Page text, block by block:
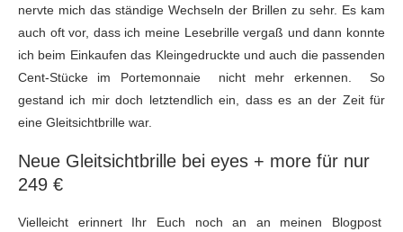
nervte mich das ständige Wechseln der Brillen zu sehr. Es kam
auch oft vor, dass ich meine Lesebrille vergaß und dann konnte
ich beim Einkaufen das Kleingedruckte und auch die passenden
Cent-Stücke im Portemonnaie nicht mehr erkennen. So
gestand ich mir doch letztendlich ein, dass es an der Zeit für
eine Gleitsichtbrille war.
Neue Gleitsichtbrille bei eyes + more für nur
249 €
Vielleicht erinnert Ihr Euch noch an an meinen Blogpost